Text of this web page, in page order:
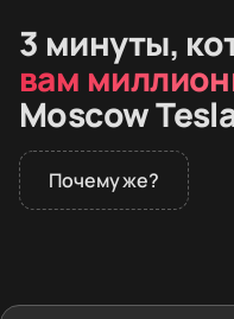
3 минуты,
вам
Moscow
Почему же?
машины из Европы и